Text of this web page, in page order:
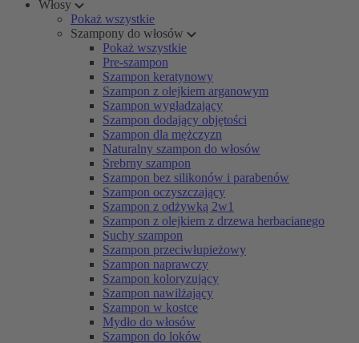
Włosy
Pokaż wszystkie
Szampony do włosów
Pokaż wszystkie
Pre-szampon
Szampon keratynowy
Szampon z olejkiem arganowym
Szampon wygładzający
Szampon dodający objętości
Szampon dla mężczyzn
Naturalny szampon do włosów
Srebrny szampon
Szampon bez silikonów i parabenów
Szampon oczyszczający
Szampon z odżywką 2w1
Szampon z olejkiem z drzewa herbacianego
Suchy szampon
Szampon przeciwłupieżowy
Szampon naprawczy
Szampon koloryzujący
Szampon nawilżający
Szampon w kostce
Mydło do włosów
Szampon do loków